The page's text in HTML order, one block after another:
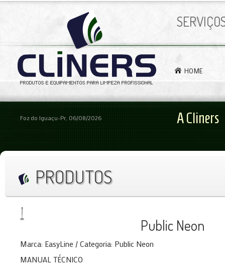
HOME
Foz do Iguaçu-Pr, 06/08/2026 A Cliners
PRODUTOS
Public Neon
Marca: EasyLine / Categoria: Public Neon
MANUAL TÉCNICO